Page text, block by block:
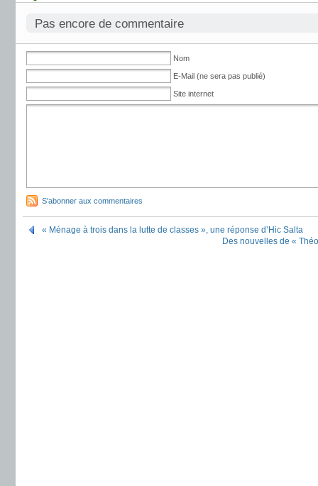
Pas encore de commentaire
Nom
E-Mail (ne sera pas publié)
Site internet
S'abonner aux commentaires
« Ménage à trois dans la lutte de classes », une réponse d’Hic Salta
Des nouvelles de «